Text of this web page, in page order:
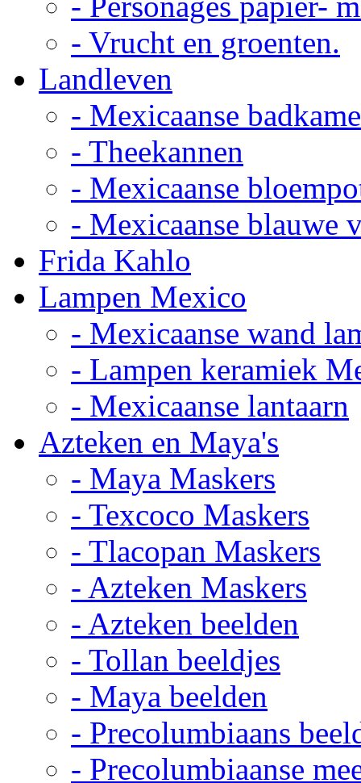
- Vrucht en groenten.
Landleven
- Mexicaanse
- Theekannen
- Mexicaanse
- Mexicaanse blauwe
Frida Kahlo
Lampen Mexico
- Mexicaanse wand
- Lampen keramiek
- Mexicaanse lantaarn
Azteken en Maya's
- Maya Maskers
- Texcoco Maskers
- Tlacopan Maskers
- Azteken Maskers
- Azteken beelden
- Tollan beeldjes
- Maya beelden
- Precolumbiaans
- Precolumbiaanse